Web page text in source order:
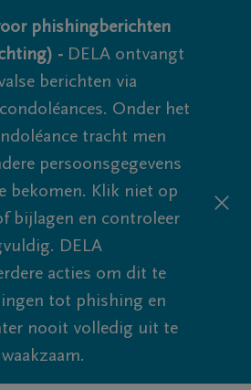
phishingberichten
- DELA ontvangt
berichten via
Onder het
tracht men
persoonsgegevens
bekomen. Klik niet op
bijlagen en controleer
DELA
acties om dit te
tot phishing en
nooit volledig uit te